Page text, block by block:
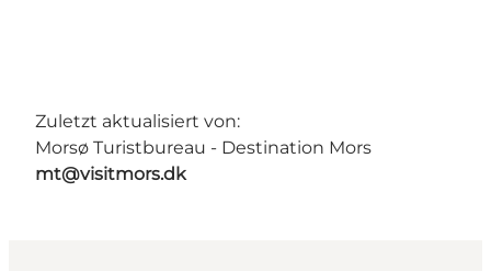
Zuletzt aktualisiert von:
Morsø Turistbureau - Destination Mors
mt@visitmors.dk